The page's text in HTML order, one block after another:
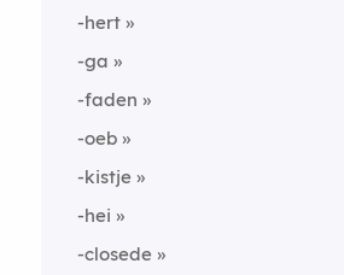
-hert
-ga
-faden
-oeb
-kistje
-hei
-closede